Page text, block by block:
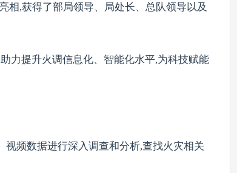
相,获得了部局领导、局处长、总队领导以及
力提升火调信息化、智能化水平,为科技赋能
频数据进行深入调查和分析,查找火灾相关